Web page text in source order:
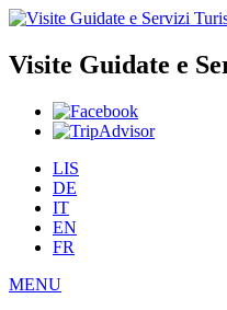
Visite Guidate e
LIS
DE
IT
EN
FR
MENU